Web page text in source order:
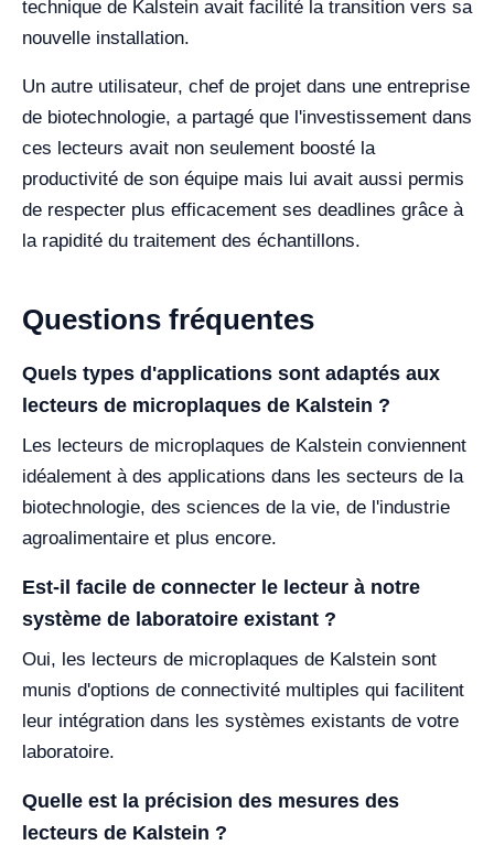
technique de Kalstein avait facilité la transition vers sa
nouvelle installation.
Un autre utilisateur, chef de projet dans une entreprise
de biotechnologie, a partagé que l'investissement dans
ces lecteurs avait non seulement boosté la
productivité de son équipe mais lui avait aussi permis
de respecter plus efficacement ses deadlines grâce à
la rapidité du traitement des échantillons.
Questions fréquentes
Quels types d'applications sont adaptés aux
lecteurs de microplaques de Kalstein ?
Les lecteurs de microplaques de Kalstein conviennent
idéalement à des applications dans les secteurs de la
biotechnologie, des sciences de la vie, de l'industrie
agroalimentaire et plus encore.
Est-il facile de connecter le lecteur à notre
système de laboratoire existant ?
Oui, les lecteurs de microplaques de Kalstein sont
munis d'options de connectivité multiples qui facilitent
leur intégration dans les systèmes existants de votre
laboratoire.
Quelle est la précision des mesures des
lecteurs de Kalstein ?